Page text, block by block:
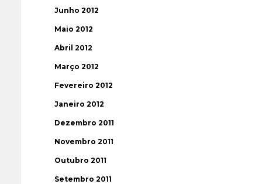
Junho 2012
Maio 2012
Abril 2012
Março 2012
Fevereiro 2012
Janeiro 2012
Dezembro 2011
Novembro 2011
Outubro 2011
Setembro 2011